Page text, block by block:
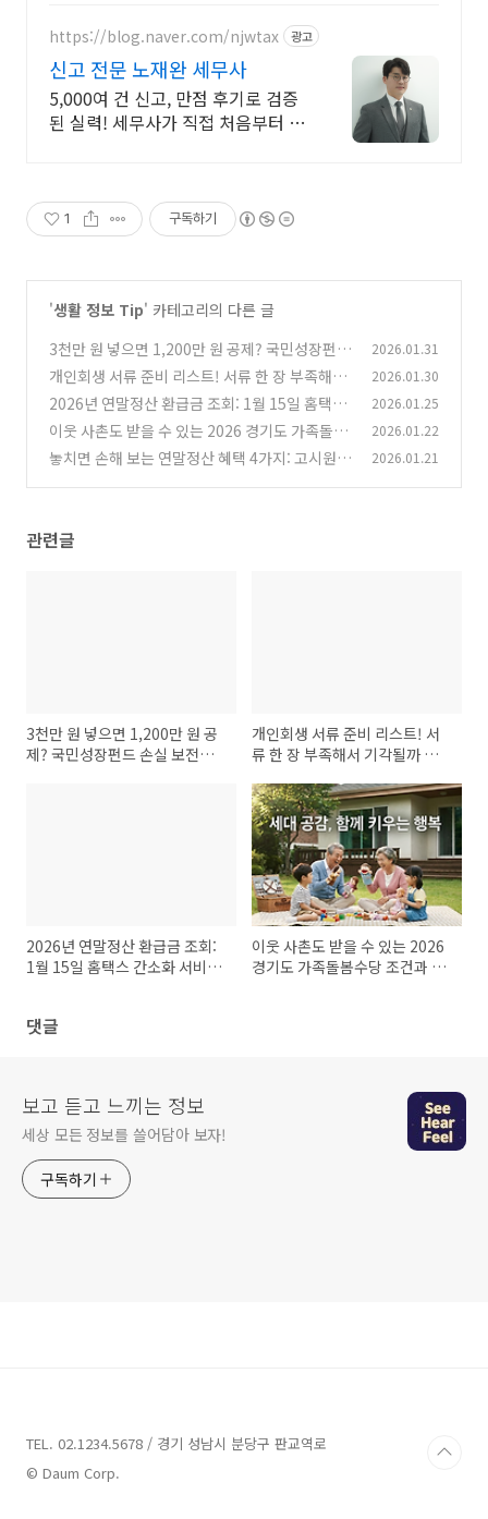
https://blog.naver.com/njwtax 광고
신고 전문 노재완 세무사
5,000여 건 신고, 만점 후기로 검증
된 실력! 세무사가 직접 처음부터 끝
1 구독하기
'생활 정보 Tip' 카테고리의 다른 글
3천만 원 넣으면 1,200만 원 공제? 국민성장펀드
손실 보전 20%의 비밀과 팩트체크
(0)
2026.01.31
개인회생 서류 준비 리스트! 서류 한 장 부족해서
기각될까 봐 걱정된다면 필독
(1)
2026.01.30
2026년 연말정산 환급금 조회: 1월 15일 홈택스
간소화 서비스로 13월의 월급 확인하는 법 (0)
2026.01.25
이웃 사촌도 받을 수 있는 2026 경기도 가족돌봄
수당 조건과 경기민원24 접수법
(0)
2026.01.22
놓치면 손해 보는 연말정산 혜택 4가지: 고시원
2026.01.21
관련글
3천만 원 넣으면 1,200만 원 공
제? 국민성장펀드 손실 보전
개인회생 서류 준비 리스트! 서
류 한 장 부족해서 기각될까 봐
2026년 연말정산 환급금 조회:
1월 15일 홈택스 간소화 서비스
이웃 사촌도 받을 수 있는 2026
경기도 가족돌봄수당 조건과 경
댓글
보고 듣고 느끼는 정보
세상 모든 정보를 쓸어담아 보자!
구독하기
TEL. 02.1234.5678 / 경기 성남시 분당구 판교역로
© Daum Corp.